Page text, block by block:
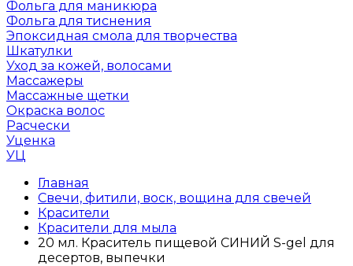
Фольга для маникюра
Фольга для тиснения
Эпоксидная смола для творчества
Шкатулки
Уход за кожей, волосами
Массажеры
Массажные щетки
Окраска волос
Расчески
Уценка
УЦ
Главная
Свечи, фитили, воск, вощина для свечей
Красители
Красители для мыла
20 мл. Краситель пищевой СИНИЙ S-gel для
десертов, выпечки